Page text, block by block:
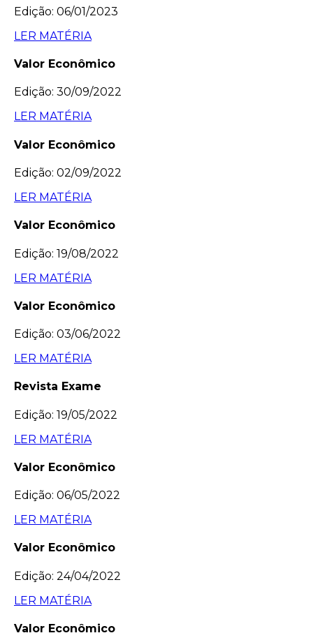
Edição: 06/01/2023
LER MATÉRIA
Valor Econômico
Edição: 30/09/2022
LER MATÉRIA
Valor Econômico
Edição: 02/09/2022
LER MATÉRIA
Valor Econômico
Edição: 19/08/2022
LER MATÉRIA
Valor Econômico
Edição: 03/06/2022
LER MATÉRIA
Revista Exame
Edição: 19/05/2022
LER MATÉRIA
Valor Econômico
Edição: 06/05/2022
LER MATÉRIA
Valor Econômico
Edição: 24/04/2022
LER MATÉRIA
Valor Econômico